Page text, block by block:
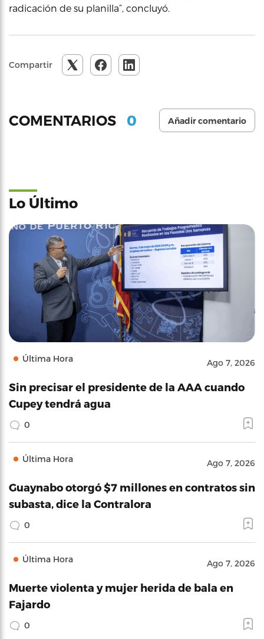
radicación de su planilla”, concluyó.
Compartir
COMENTARIOS 0 Añadir comentario
Lo Último
Última Hora Ago 7, 2026
Sin precisar el presidente de la AAA cuando
Cupey tendrá agua
0
Última Hora Ago 7, 2026
Guaynabo otorgó $7 millones en contratos sin
subasta, dice la Contralora
0
Última Hora Ago 7, 2026
Muerte violenta y mujer herida de bala en
Fajardo
0